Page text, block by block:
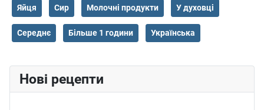
Яйця Сир Молочні продукти У духовці
Середнє Більше 1 години Українська
Нові рецепти